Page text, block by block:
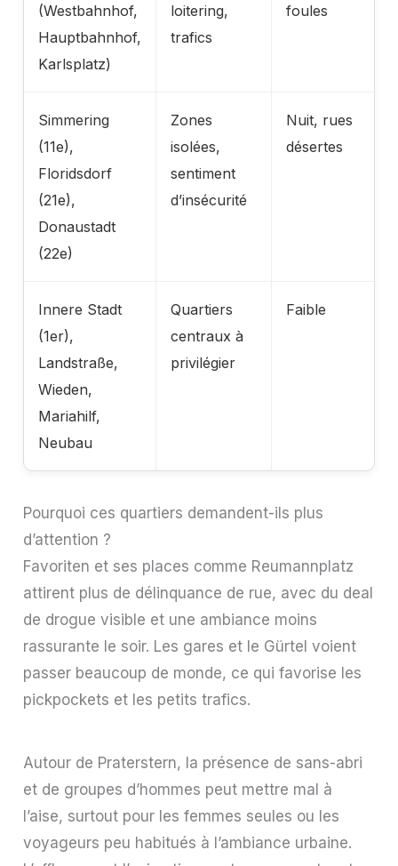
(Westbahnhof,
Hauptbahnhof,
Karlsplatz)
loitering,
trafics
foules
Simmering
(11e),
Floridsdorf
(21e),
Donaustadt
(22e)
Zones
isolées,
sentiment
d’insécurité
Nuit, rues
désertes
Innere Stadt
(1er),
Landstraße,
Wieden,
Mariahilf,
Neubau
Quartiers
centraux à
privilégier
Faible
Pourquoi ces quartiers demandent-ils plus
d’attention ?
Favoriten et ses places comme Reumannplatz
attirent plus de délinquance de rue, avec du deal
de drogue visible et une ambiance moins
rassurante le soir. Les gares et le Gürtel voient
passer beaucoup de monde, ce qui favorise les
pickpockets et les petits trafics.
Autour de Praterstern, la présence de sans-abri
et de groupes d’hommes peut mettre mal à
l’aise, surtout pour les femmes seules ou les
voyageurs peu habitués à l’ambiance urbaine.